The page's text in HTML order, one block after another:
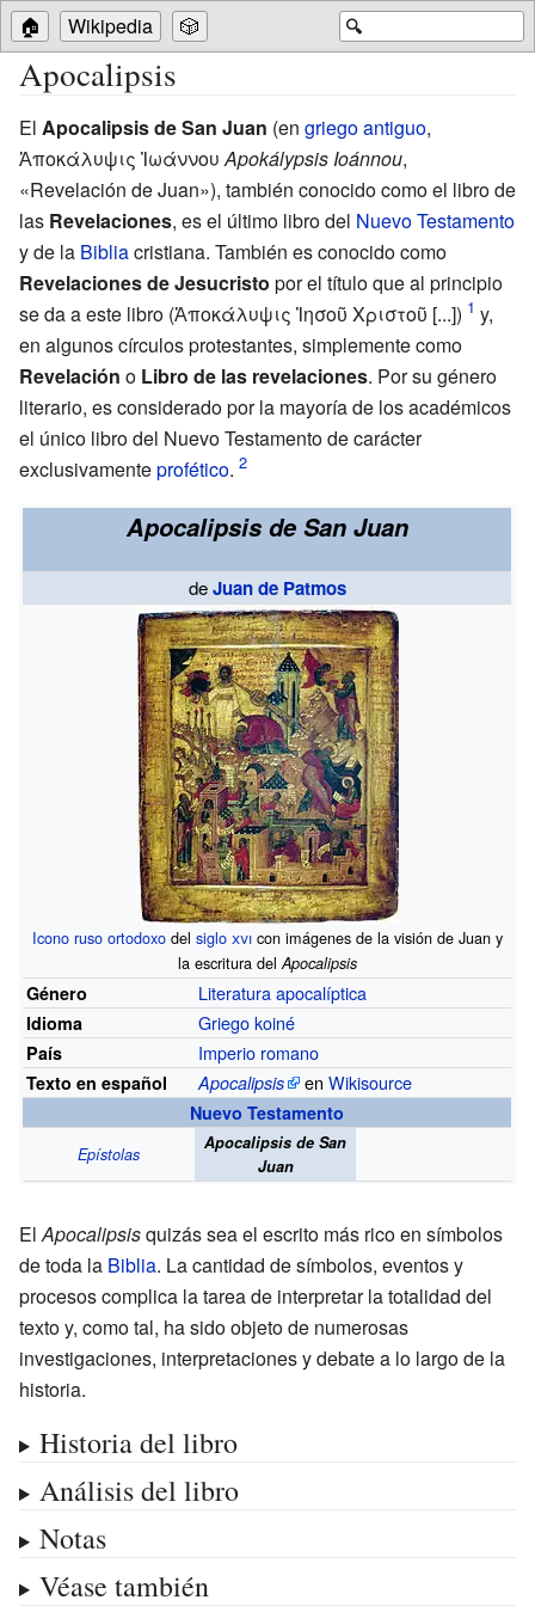
🔍
🏠 Wikipedia 🎲
Apocalipsis
El Apocalipsis de San Juan (en griego antiguo,
Ἀποκάλυψις Ἰωάννου Apokálypsis Ioánnou,
«Revelación de Juan»), también conocido como el libro de
las Revelaciones, es el último libro del Nuevo Testamento
y de la Bibliacristiana. También es conocido como
Revelaciones de Jesucristo por el título que al principio
se da a este libro (Ἀποκάλυψις Ἰησοῦ Χριστοῦ [...])
y,
en algunos círculos protestantes, simplemente como
Revelación o Libro de las revelaciones. Por su género
literario, es considerado por la mayoría de los académicos
el único libro del Nuevo Testamento de carácter
exclusivamenteprofético.
Apocalipsis de San Juan
de Juan de Patmos
Icono ruso ortodoxodel siglo xvicon imágenes de la visión de Juan y
la escritura delApocalipsis
Género Literatura apocalíptica
Idioma Griego koiné
País Imperio romano
Texto en español Apocalipsis enWikisource
Nuevo Testamento
Epístolas
Apocalipsis de San
Juan
ElApocalipsisquizás sea el escrito más rico en símbolos
de toda la Biblia. La cantidad de símbolos, eventos y
procesos complica la tarea de interpretar la totalidad del
texto y, como tal, ha sido objeto de numerosas
investigaciones, interpretaciones y debate a lo largo de la
historia.
Historia del libro
Análisis del libro
Notas
Véase también